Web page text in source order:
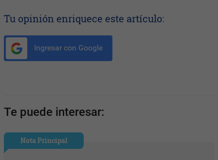
Tu opinión enriquece este artículo:
Ingresar con Google
Te puede interesar:
Nota Principal